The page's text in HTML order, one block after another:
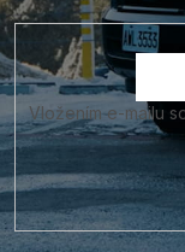
Vložením e-mailu